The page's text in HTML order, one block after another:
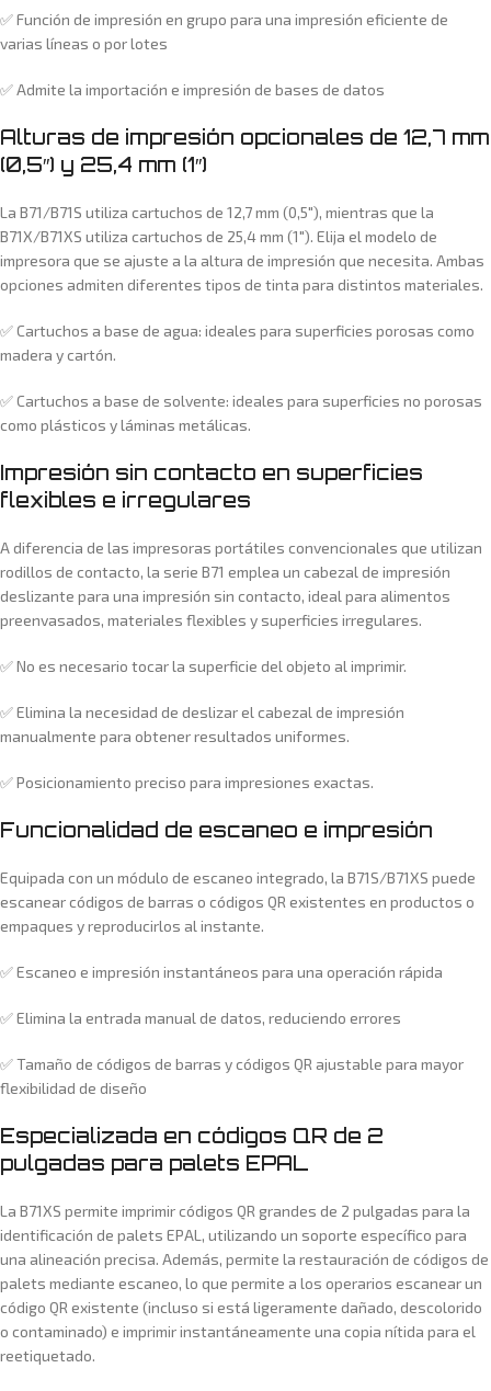
✅ Función de impresión en grupo para una impresión eficiente de
varias líneas o por lotes
✅ Admite la importación e impresión de bases de datos
Alturas de impresión opcionales de 12,7 mm
(0,5″) y 25,4 mm (1″)
La B71/B71S utiliza cartuchos de 12,7 mm (0,5″), mientras que la
B71X/B71XS utiliza cartuchos de 25,4 mm (1″). Elija el modelo de
impresora que se ajuste a la altura de impresión que necesita. Ambas
opciones admiten diferentes tipos de tinta para distintos materiales.
✅ Cartuchos a base de agua: ideales para superficies porosas como
madera y cartón.
✅ Cartuchos a base de solvente: ideales para superficies no porosas
como plásticos y láminas metálicas.
Impresión sin contacto en superficies
flexibles e irregulares
A diferencia de las impresoras portátiles convencionales que utilizan
rodillos de contacto, la serie B71 emplea un cabezal de impresión
deslizante para una impresión sin contacto, ideal para alimentos
preenvasados, materiales flexibles y superficies irregulares.
✅ No es necesario tocar la superficie del objeto al imprimir.
✅ Elimina la necesidad de deslizar el cabezal de impresión
manualmente para obtener resultados uniformes.
✅ Posicionamiento preciso para impresiones exactas.
Funcionalidad de escaneo e impresión
Equipada con un módulo de escaneo integrado, la B71S/B71XS puede
escanear códigos de barras o códigos QR existentes en productos o
empaques y reproducirlos al instante.
✅ Escaneo e impresión instantáneos para una operación rápida
✅ Elimina la entrada manual de datos, reduciendo errores
✅ Tamaño de códigos de barras y códigos QR ajustable para mayor
flexibilidad de diseño
Especializada en códigos QR de 2
pulgadas para palets EPAL
La B71XS permite imprimir códigos QR grandes de 2 pulgadas para la
identificación de palets EPAL, utilizando un soporte específico para
una alineación precisa. Además, permite la restauración de códigos de
palets mediante escaneo, lo que permite a los operarios escanear un
código QR existente (incluso si está ligeramente dañado, descolorido
o contaminado) e imprimir instantáneamente una copia nítida para el
reetiquetado.